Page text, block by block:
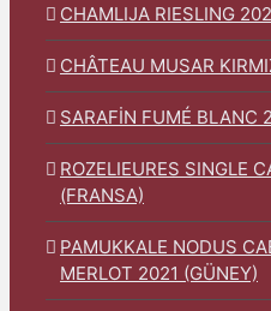
CHAMLIJA RIESLING
CHÂTEAU MUSAR
SARAFİN FUMÉ BLANC
ROZELIEURES SINGLE
(FRANSA)
PAMUKKALE NODUS
MERLOT 2021 (GÜNEY)